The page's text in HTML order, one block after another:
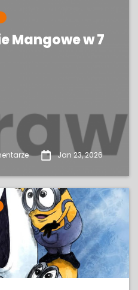
Mangowe w 7
Jan 23, 2026